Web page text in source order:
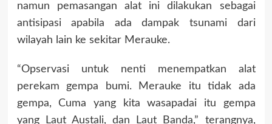
namun pemasangan alat ini dilakukan sebagai
antisipasi apabila ada dampak tsunami dari
wilayah lain ke sekitar Merauke.
“Opservasi untuk nenti menempatkan alat
perekam gempa bumi. Merauke itu tidak ada
gempa, Cuma yang kita wasapadai itu gempa
yang Laut Austali, dan Laut Banda,” terangnya,